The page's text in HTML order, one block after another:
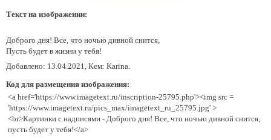
Текст на изображении:
Доброго дня! Все, что ночью дивной снится,
Пусть будет в жизни у тебя!
Добавлено: 13.04.2021, Кем: Karina.
Код для размещения изображения:
<a href='https://www.imagetext.ru/inscription-25795.php'><img src =
'https://www.imagetext.ru/pics_max/imagetext_ru_25795.jpg' >
<br>Картинки с надписями - Доброго дня! Все, что ночью дивной снится,
пусть будет у тебя!</a>